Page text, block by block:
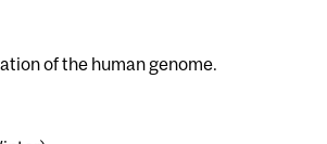
of the human genome.